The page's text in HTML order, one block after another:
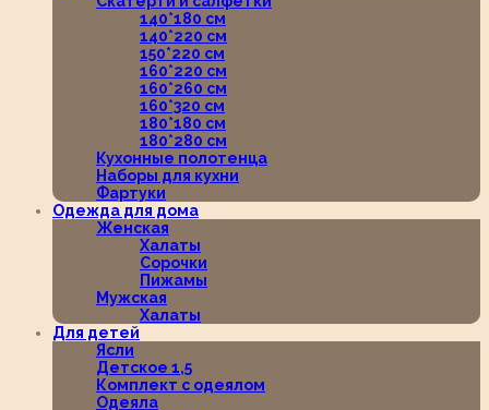
140*180 см
140*220 см
150*220 см
160*220 см
160*260 см
160*320 см
180*180 см
180*280 см
Кухонные полотенца
Наборы для кухни
Фартуки
Одежда для дома
Женская
Халаты
Сорочки
Пижамы
Мужская
Халаты
Для детей
Ясли
Детское 1,5
Комплект с одеялом
Одеяла